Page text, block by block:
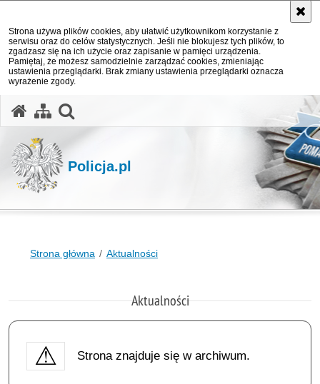
Strona używa plików cookies, aby ułatwić użytkownikom korzystanie z
serwisu oraz do celów statystycznych. Jeśli nie blokujesz tych plików, to
zgadzasz się na ich użycie oraz zapisanie w pamięci urządzenia.
Pamiętaj, że możesz samodzielnie zarządzać cookies, zmieniając
ustawienia przeglądarki. Brak zmiany ustawienia przeglądarki oznacza
wyrażenie zgody.
Policja.pl
Strona główna Aktualności
Aktualności
Strona znajduje się w archiwum.